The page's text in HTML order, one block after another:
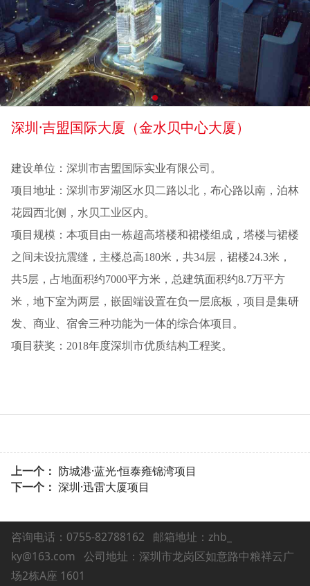
深圳·吉盟国际大厦（金水贝中心大厦）
建设单位：深圳市吉盟国际实业有限公司。
项目地址：深圳市罗湖区水贝二路以北，布心路以南，泊林
花园西北侧，水贝工业区内。
项目规模：本项目由一栋超高塔楼和裙楼组成，塔楼与裙楼
之间未设抗震缝，主楼总高180米，共34层，裙楼24.3米，
共5层，占地面积约7000平方米，总建筑面积约8.7万平方
米，地下室为两层，嵌固端设置在负一层底板，项目是集研
发、商业、宿舍三种功能为一体的综合体项目。
项目获奖：2018年度深圳市优质结构工程奖。
上一个： 防城港·蓝光·恒泰雍锦湾项目
下一个： 深圳·迅雷大厦项目
咨询电话：0755-82788162
邮箱地址：zhb_
ky@163.com 公司地址：深圳市龙岗区如意路中粮祥云广
场2栋A座 1601